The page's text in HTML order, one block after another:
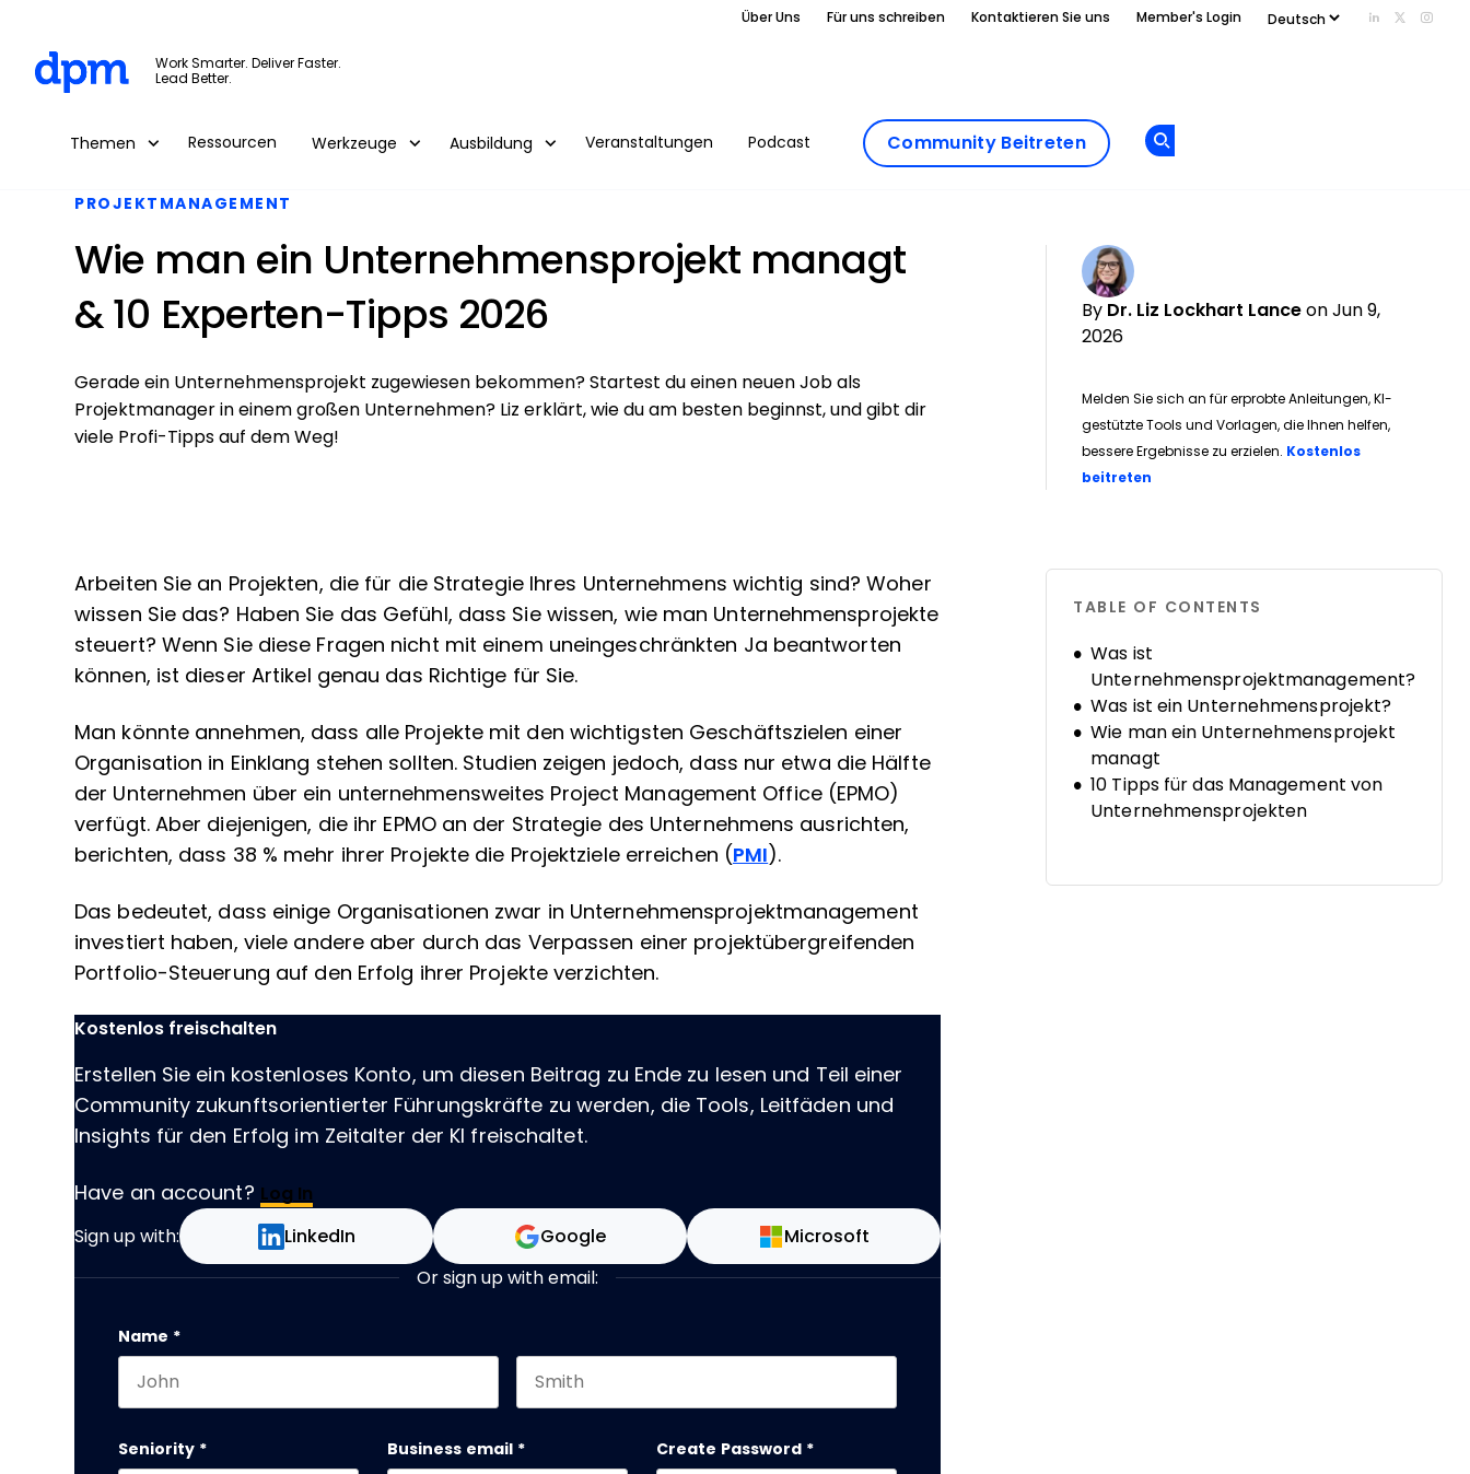
Skip to main content
Über Uns Für uns schreiben Kontaktieren Sie uns Member's Login Add us on
Follow
Work Smarter. Deliver Faster.
Lead Better.
Themen Ressourcen Werkzeuge Ausbildung Veranstaltungen Podcast Community Beitreten
PROJEKTMANAGEMENT
Wie man ein Unternehmensprojekt managt
& 10 Experten-Tipps 2026
By Dr. Liz Lockhart Lance on Jun 9,
2026
Melden Sie sich an für erprobte Anleitungen, KI-
gestützte Tools und Vorlagen, die Ihnen helfen,
bessere Ergebnisse zu erzielen. Kostenlos
beitreten
Gerade ein Unternehmensprojekt zugewiesen bekommen? Startest du einen neuen Job als
Projektmanager in einem großen Unternehmen? Liz erklärt, wie du am besten beginnst, und gibt dir
viele Profi-Tipps auf dem Weg!
Arbeiten Sie an Projekten, die für die Strategie Ihres Unternehmens wichtig sind? Woher
wissen Sie das? Haben Sie das Gefühl, dass Sie wissen, wie man Unternehmensprojekte
steuert? Wenn Sie diese Fragen nicht mit einem uneingeschränkten Ja beantworten
können, ist dieser Artikel genau das Richtige für Sie.
Man könnte annehmen, dass alle Projekte mit den wichtigsten Geschäftszielen einer
Organisation in Einklang stehen sollten. Studien zeigen jedoch, dass nur etwa die Hälfte
der Unternehmen über ein unternehmensweites Project Management Office (EPMO)
verfügt. Aber diejenigen, die ihr EPMO an der Strategie des Unternehmens ausrichten,
berichten, dass 38 % mehr ihrer Projekte die Projektziele erreichen (PMI ).
Das bedeutet, dass einige Organisationen zwar in Unternehmensprojektmanagement
investiert haben, viele andere aber durch das Verpassen einer projektübergreifenden
Portfolio-Steuerung auf den Erfolg ihrer Projekte verzichten.
Kostenlos freischalten
Erstellen Sie ein kostenloses Konto, um diesen Beitrag zu Ende zu lesen und Teil einer
Community zukunftsorientierter Führungskräfte zu werden, die Tools, Leitfäden und
Insights für den Erfolg im Zeitalter der KI freischaltet.
Have an account? Log In
Sign up with: LinkedIn Google Microsoft
Or sign up with email:
Facebook
Name *
Seniority * Business email * Create Password *
TABLE OF CONTENTS
Was ist
Unternehmensprojektmanagement?
Was ist ein Unternehmensprojekt?
Wie man ein Unternehmensprojekt
managt
10 Tipps für das Management von
Unternehmensprojekten